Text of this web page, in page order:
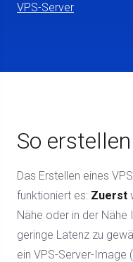
VPS-Server
So
Das Erstellen eines
funktioniert es: Zuerst
Nähe oder in der Nähe
geringe Latenz zu
ein VPS-Server-Image